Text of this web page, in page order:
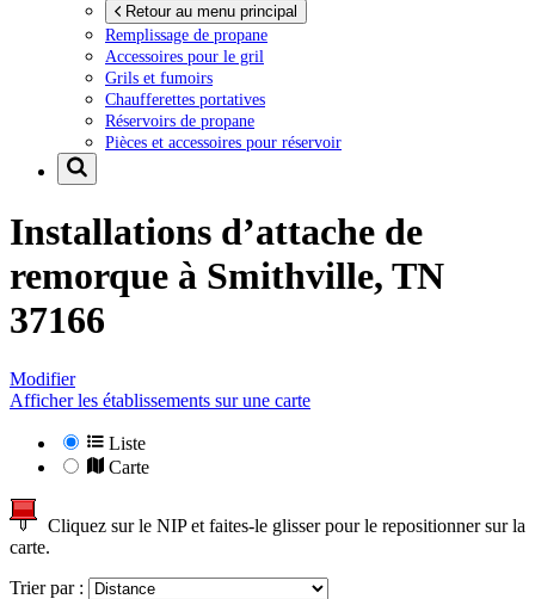
Retour au menu principal
Remplissage de propane
Accessoires pour le gril
Grils et fumoirs
Chaufferettes portatives
Réservoirs de propane
Pièces et accessoires pour réservoir
Installations d’attache de
remorque à Smithville, TN
37166
Modifier
Afficher les établissements sur une carte
Liste
Carte
Cliquez sur le NIP et faites-le glisser pour le repositionner sur la
carte.
Trier par :